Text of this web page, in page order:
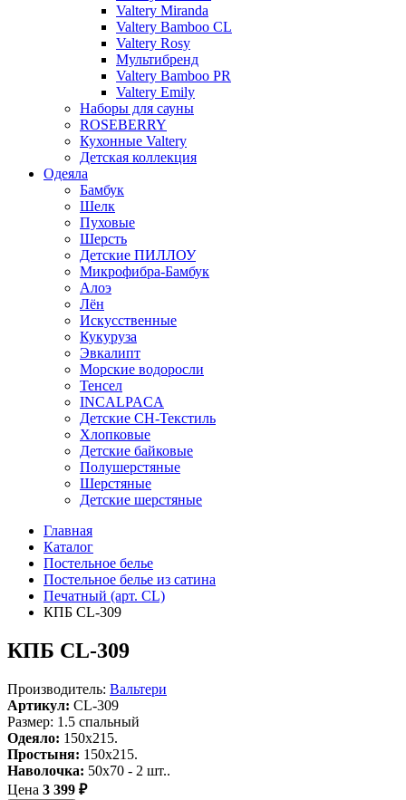
Valtery Miranda
Valtery Bamboo CL
Valtery Rosy
Мультибренд
Valtery Bamboo PR
Valtery Emily
Наборы для сауны
ROSEBERRY
Кухонные Valtery
Детская коллекция
Одеяла
Бамбук
Шелк
Пуховые
Шерсть
Детские ПИЛЛОУ
Микрофибра-Бамбук
Алоэ
Лён
Искусственные
Кукуруза
Эвкалипт
Морские водоросли
Тенсел
INCALPACA
Детские СН-Текстиль
Хлопковые
Детские байковые
Полушерстяные
Шерстяные
Детские шерстяные
Главная
Каталог
Постельное белье
Постельное белье из сатина
Печатный (арт. СL)
КПБ CL-309
КПБ CL-309
Производитель: Вальтери
Артикул: CL-309
Размер: 1.5 спальный
Одеяло: 150x215.
Простыня: 150x215.
Наволочка: 50x70 - 2 шт..
Цена 3 399 ₽